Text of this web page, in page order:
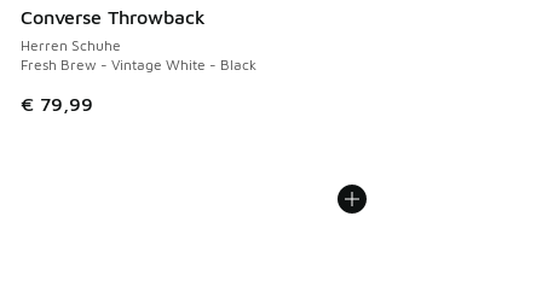
Converse Throwback
Herren Schuhe
Fresh Brew - Vintage White - Black
€ 79,99